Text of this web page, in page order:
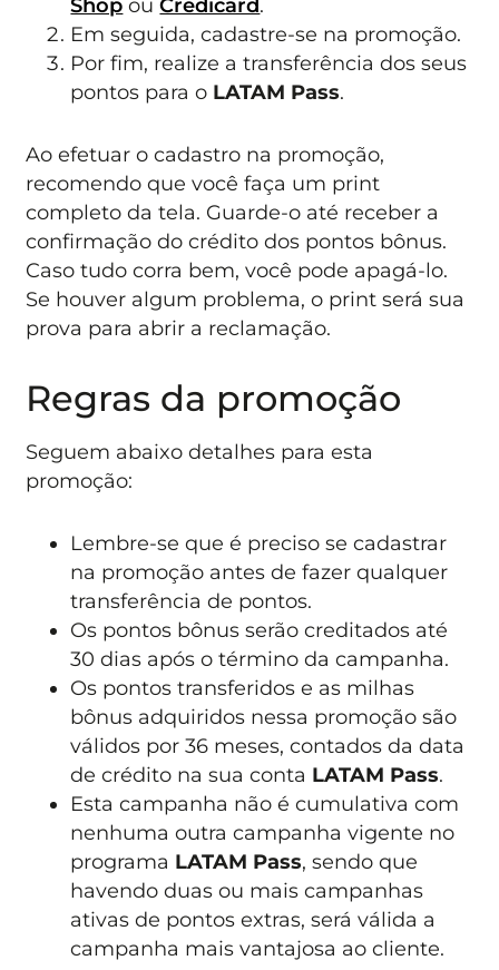
Shop ouCredicard.
Em seguida, cadastre-se na promoção.
Por fim, realize a transferência dos seus
pontos para o LATAM Pass.
Ao efetuar o cadastro na promoção,
recomendo que você faça um print
completo da tela. Guarde-o até receber a
confirmação do crédito dos pontos bônus.
Caso tudo corra bem, você pode apagá-lo.
Se houver algum problema, o print será sua
prova para abrir a reclamação.
Regras da promoção
Seguem abaixo detalhes para esta
promoção:
Lembre-se que é preciso se cadastrar
na promoção antes de fazer qualquer
transferência de pontos.
Os pontos bônus serão creditados até
30 dias após o término da campanha.
Os pontos transferidos e as milhas
bônus adquiridos nessa promoção são
válidos por 36 meses, contados da data
de crédito na sua conta LATAM Pass.
Esta campanha não é cumulativa com
nenhuma outra campanha vigente no
programa LATAM Pass, sendo que
havendo duas ou mais campanhas
ativas de pontos extras, será válida a
campanha mais vantajosa ao cliente.